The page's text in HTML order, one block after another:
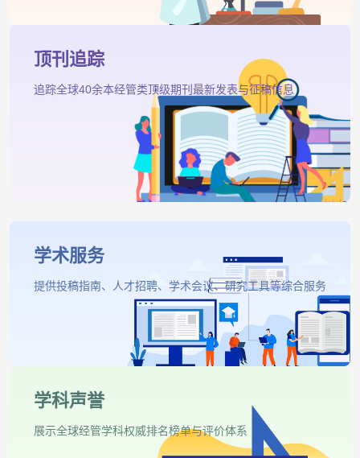
顶刊追踪
追踪全球40余本经管类顶级期刊最新发表与征稿信息
学术服务
提供投稿指南、人才招聘、学术会议、研究工具等综合服务
学科声誉
展示全球经管学科权威排名榜单与评价体系